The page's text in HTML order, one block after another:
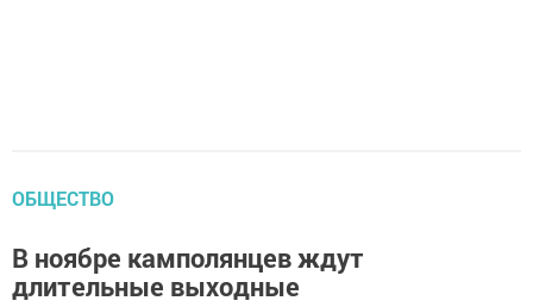
ОБЩЕСТВО
В ноябре камполянцев ждут
длительные выходные